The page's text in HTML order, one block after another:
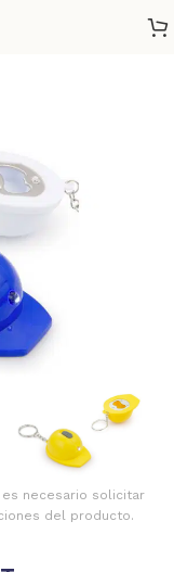
LIGHT
necesario solicitar
del producto.